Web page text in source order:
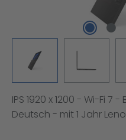
IPS 1920 x 1200 - Wi-Fi
Deutsch - mit 1 Jahr